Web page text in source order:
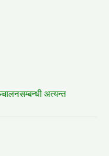
अत्यन्त